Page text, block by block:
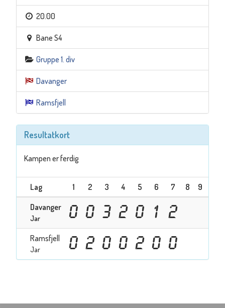
20.00
Bane S4
Gruppe 1. div
Davanger
Ramsfjell
Resultatkort
Kampen er ferdig
Lag 1 2 3 4 5 6 7 8 9
Davanger
Jar 0 0 3 2 0 1 2
Ramsfjell
Jar 0 2 0 0 2 0 0